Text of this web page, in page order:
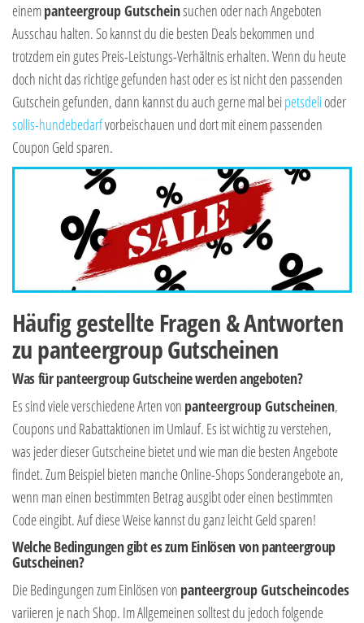
einempanteergroup Gutscheinsuchen oder nach Angeboten
Ausschau halten. So kannst du die besten Deals bekommen und
trotzdem ein gutes Preis-Leistungs-Verhältnis erhalten. Wenn du heute
doch nicht das richtige gefunden hast oder es ist nicht den passenden
Gutschein gefunden, dann kannst du auch gerne mal beipetsdelioder
sollis-hundebedarfvorbeischauen und dort mit einem passenden
Coupon Geld sparen.
Häufig gestellte Fragen & Antworten
zu panteergroup Gutscheinen
Was für panteergroup Gutscheine werden angeboten?
Es sind viele verschiedene Arten von panteergroup Gutscheinen,
Coupons und Rabattaktionen im Umlauf. Es ist wichtig zu verstehen,
was jeder dieser Gutscheine bietet und wie man die besten Angebote
findet. Zum Beispiel bieten manche Online-Shops Sonderangebote an,
wenn man einen bestimmten Betrag ausgibt oder einen bestimmten
Code eingibt. Auf diese Weise kannst du ganz leicht Geld sparen!
Welche Bedingungen gibt es zum Einlösen von panteergroup
Gutscheinen?
Die Bedingungen zum Einlösen von panteergroup Gutscheincodes
variieren je nach Shop. Im Allgemeinen solltest du jedoch folgende